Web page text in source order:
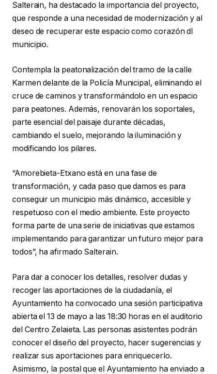
Salterain, ha destacado la importancia del proyecto,
que responde a una necesidad de modernización y al
deseo de recuperar este espacio como corazón dl
municipio.
Contempla la peatonalización del tramo de la calle
Karmen delante de la Policía Municipal, eliminando el
cruce de caminos y transformándolo en un espacio
para peatones. Además, renovarán los soportales,
parte esencial del paisaje durante décadas,
cambiando el suelo, mejorando la iluminación y
modificando los pilares.
“Amorebieta-Etxano está en una fase de
transformación, y cada paso que damos es para
conseguir un municipio más dinámico, accesible y
respetuoso con el medio ambiente. Este proyecto
forma parte de una serie de iniciativas que estamos
implementando para garantizar un futuro mejor para
todos”, ha afirmado Salterain.
Para dar a conocer los detalles, resolver dudas y
recoger las aportaciones de la ciudadanía, el
Ayuntamiento ha convocado una sesión participativa
abierta el 13 de mayo a las 18:30 horas en el auditorio
del Centro Zelaieta. Las personas asistentes podrán
conocer el diseño del proyecto, hacer sugerencias y
realizar sus aportaciones para enriquecerlo.
Asimismo, la postal que el Ayuntamiento ha enviado a